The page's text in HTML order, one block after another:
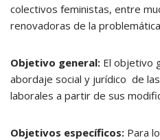
colectivos feministas, entre
renovadoras de la
Objetivo general: El objetivo
abordaje social y jurídico de
laborales a partir de sus
Objetivos específicos: Para